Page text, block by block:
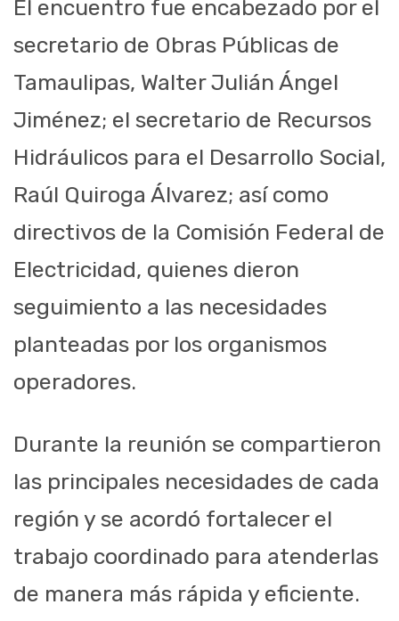
El encuentro fue encabezado por el
secretario de Obras Públicas de
Tamaulipas, Walter Julián Ángel
Jiménez; el secretario de Recursos
Hidráulicos para el Desarrollo Social,
Raúl Quiroga Álvarez; así como
directivos de la Comisión Federal de
Electricidad, quienes dieron
seguimiento a las necesidades
planteadas por los organismos
operadores.
Durante la reunión se compartieron
las principales necesidades de cada
región y se acordó fortalecer el
trabajo coordinado para atenderlas
de manera más rápida y eficiente.